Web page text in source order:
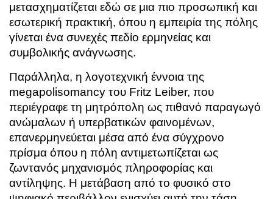
μετασχηματίζεται εδώ σε μια πιο προσωπική και
εσωτερική πρακτική, όπου η εμπειρία της πόλης
γίνεται ένα συνεχές πεδίο ερμηνείας και
συμβολικής ανάγνωσης.
Παράλληλα, η λογοτεχνική έννοια της
megapolisomancy του Fritz Leiber, που
περιέγραφε τη μητρόπολη ως πιθανό παραγωγό
ανώμαλων ή υπερβατικών φαινομένων,
επανερμηνεύεται μέσα από ένα σύγχρονο
πρίσμα όπου η πόλη αντιμετωπίζεται ως
ζωντανός μηχανισμός πληροφορίας και
αντίληψης. Η μετάβαση από το φυσικό στο